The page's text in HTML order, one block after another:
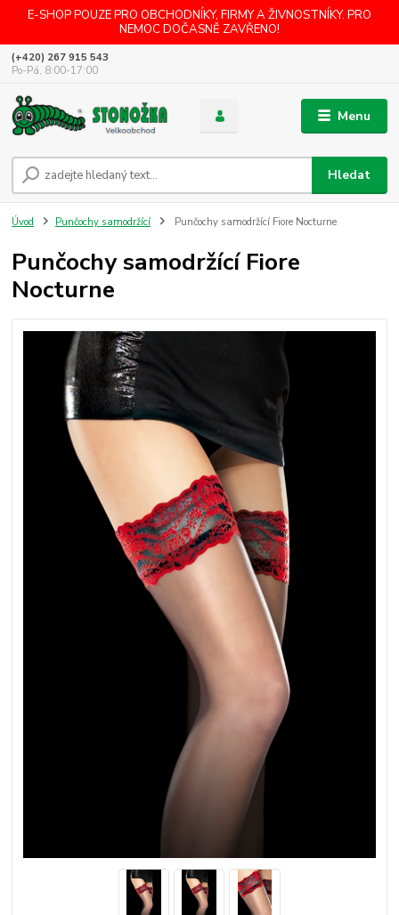
E-SHOP POUZE PRO OBCHODNÍKY, FIRMY A ŽIVNOSTNÍKY. PRO
NEMOC DOČASNĚ ZAVŘENO!
Menu
Hledat
(+420) 267 915 543
Po-Pá, 8:00-17:00
Úvod Punčochy samodržící Punčochy samodržící Fiore Nocturne
Punčochy samodržící Fiore
Nocturne